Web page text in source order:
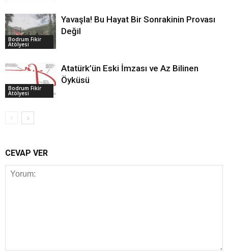
Bodrum Fikir
Atölyesi
Yavaşla! Bu Hayat Bir Sonrakinin Provası
Değil
Bodrum Fikir
Atölyesi
Atatürk’ün Eski İmzası ve Az Bilinen
Öyküsü
CEVAP VER